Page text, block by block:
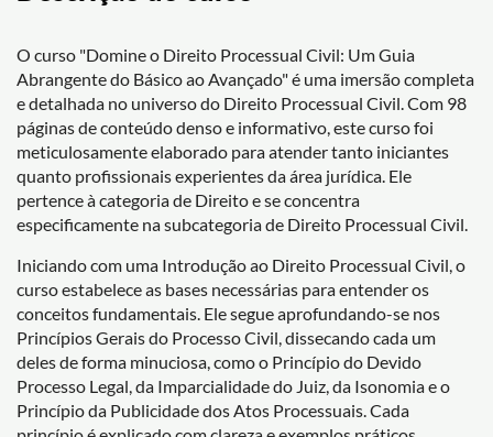
O curso "Domine o Direito Processual Civil: Um Guia
Abrangente do Básico ao Avançado" é uma imersão completa
e detalhada no universo do Direito Processual Civil. Com 98
páginas de conteúdo denso e informativo, este curso foi
meticulosamente elaborado para atender tanto iniciantes
quanto profissionais experientes da área jurídica. Ele
pertence à categoria de Direito e se concentra
especificamente na subcategoria de Direito Processual Civil.
Iniciando com uma Introdução ao Direito Processual Civil, o
curso estabelece as bases necessárias para entender os
conceitos fundamentais. Ele segue aprofundando-se nos
Princípios Gerais do Processo Civil, dissecando cada um
deles de forma minuciosa, como o Princípio do Devido
Processo Legal, da Imparcialidade do Juiz, da Isonomia e o
Princípio da Publicidade dos Atos Processuais. Cada